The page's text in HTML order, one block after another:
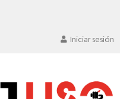
Iniciar sesión